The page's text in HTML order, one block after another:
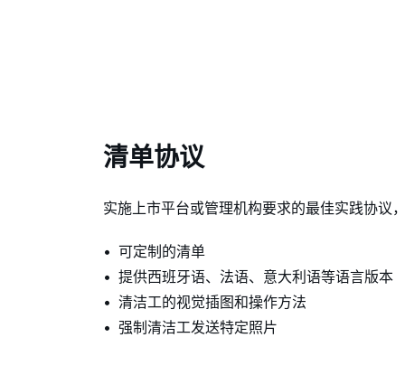
清单协议
实施上市平台或管理机构要求的最佳实践协议
可定制的清单
提供西班牙语、法语、意大利语等语言版本
清洁工的视觉插图和操作方法
强制清洁工发送特定照片